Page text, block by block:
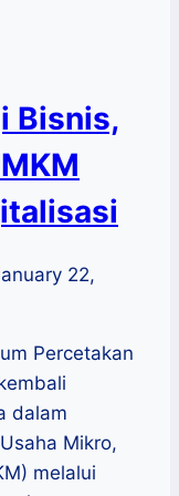
Bisnis,
22,
Percetakan
dalam
Mikro,
melalui